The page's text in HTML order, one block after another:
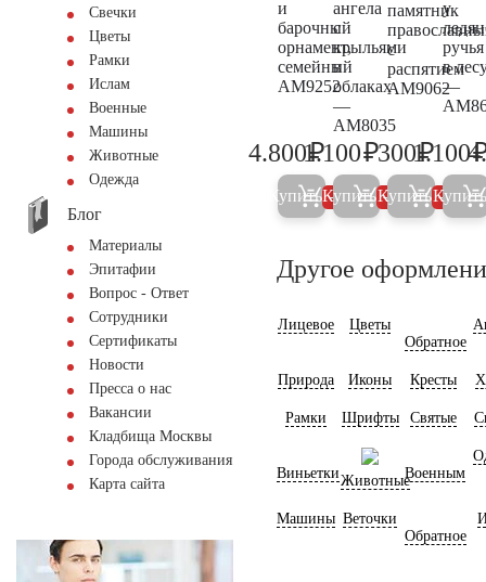
Свечки
Цветы
Рамки
Ислам
Военные
Машины
Животные
Одежда
Блог
Материалы
Эпитафии
Вопрос - Ответ
Сотрудники
Сертификаты
Новости
Пресса о нас
Вакансии
Кладбища Москвы
Города обслуживания
Карта сайта
и
барочный
орнамент,
семейный
AM9252
5.000
4.800₽
Купить 5%
ангела
с
крыльями
в
облаках
—
AM8035
1.200
1.100₽
Купить 5%
памятник
с
распятием
AM9062
300
300₽
Купить 5%
у
ручья
в
—
1.100
Купить
Другое
Лицевое
Цветы
Обратное
Природа Иконы Кресты
Рамки Шрифты Святые
ВиньеткиЖивотныеВоенным
Машины Веточки
Обратное